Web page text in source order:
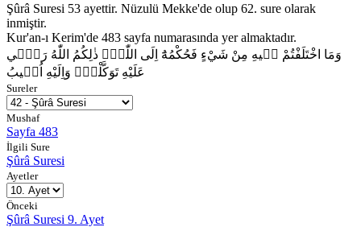
Şûrâ Suresi 53 ayettir. Nüzulü Mekke'de olup 62. sure olarak
inmiştir.
Kur'an-ı Kerim'de 483 sayfa numarasında yer almaktadır.
وَمَا اخْتَلَفْتُمْ ف۪يهِ مِنْ شَيْءٍ فَحُكْمُهُٓ اِلَى اللّٰهِۜ ذٰلِكُمُ اللّٰهُ رَبّ۪ي
عَلَيْهِ تَوَكَّلْتُۗ وَاِلَيْهِ اُن۪يبُ
Sureler
Mushaf
Sayfa 483
İlgili Sure
Şûrâ Suresi
Ayetler
Önceki
Şûrâ Suresi 9. Ayet